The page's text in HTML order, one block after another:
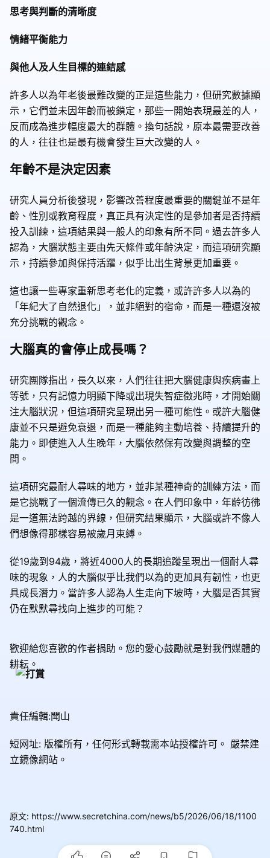
思考與判斷的清晰度
情緒平衡能力
與他人及人生目標的連結感
許多人以為年老後最難改變的正是這些能力，但研究數據顯
示，它們並未因年齡而被鎖定，那些一開始表現最差的人，
反而成為進步幅度最大的群體。換句話說，原本最需要改善
的人，往往也是最有機會發生巨大改變的人。
年齡不是決定因素
研究人員分析後發現，影響改善程度最重要的關鍵並不是年
齡、性別或教育程度，真正具有決定性的是參加者是否持續
投入訓練，這項結果與一般人的印象有所不同。過去許多人
認為，大腦狀態主要由先天條件或年齡決定，而這項研究顯
示，持續參加與保持活躍，似乎比出生背景更加重要。
這也讓一些專家重新思考老化的定義，或許許多人以為的
「年紀大了自然退化」，並非絕對的宿命，而是一種還沒被
充分挑戰的觀念。
大腦真的會停止成長嗎？
研究團隊指出，長久以來，人們往往把大腦健康與疾病畫上
等號，只有記憶力明顯下降或出現失智症徵兆時，才開始關
注大腦狀況，但這項研究呈現出另一種可能性。或許大腦健
康並不只是避免衰退，而是一種能夠主動培養、持續提升的
能力。即使進入人生晚年，大腦依然保有改變與調整的空
間。
這項研究最耐人尋味的地方，並非某種神奇的訓練方法，而
是它挑戰了一個流傳已久的觀念。在人們印象中，年齡彷彿
是一道無法跨越的界線，但研究結果顯示，大腦或許不像人
們想像得那樣容易被歲月束縛。
從19歲到94歲，將近4000人的長期追蹤呈現出一個耐人尋
味的現象，人的大腦似乎比我們以為的更加具有韌性，也更
具成長潛力。當許多人認為人生走向下坡時，大腦是否其實
仍在默默尋找向上進步的可能？
歡迎給您喜歡的作者捐助。您的愛心鼓勵就是對我們媒體的
耕耘。
責任編輯:聞山
短网址: 版權所有，任何形式轉載需本站授權許可。 嚴禁建
立鏡像網站。
原文: https://www.secretchina.com/news/b5/2026/06/18/1100
740.html